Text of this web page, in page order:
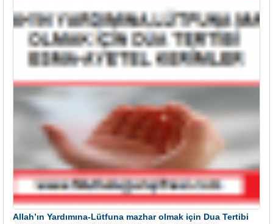
Allah’ın Yardımına-Lütfuna mazhar olmak için Dua Tertibi